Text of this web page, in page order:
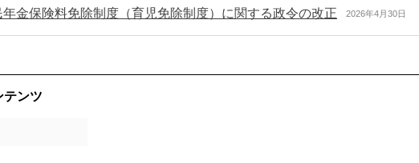
金保険料免除制度（育児免除制度）に関する政令の改正 2026年4月30日
テンツ